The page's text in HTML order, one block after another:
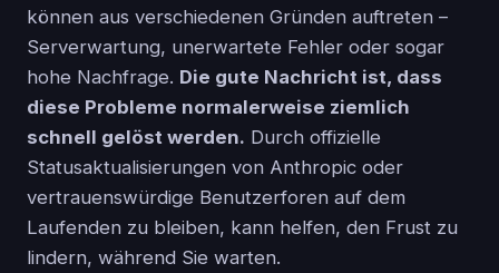
können aus verschiedenen Gründen auftreten –
Serverwartung, unerwartete Fehler oder sogar
hohe Nachfrage. Die gute Nachricht ist, dass
diese Probleme normalerweise ziemlich
schnell gelöst werden. Durch offizielle
Statusaktualisierungen von Anthropic oder
vertrauenswürdige Benutzerforen auf dem
Laufenden zu bleiben, kann helfen, den Frust zu
lindern, während Sie warten.